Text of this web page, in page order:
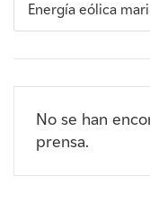
Contacte con
Energía eólica
No se han
prensa.